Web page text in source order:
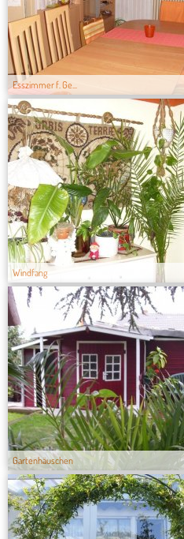
Esszimmer f. Ge...
Windfang
Gartenhäuschen